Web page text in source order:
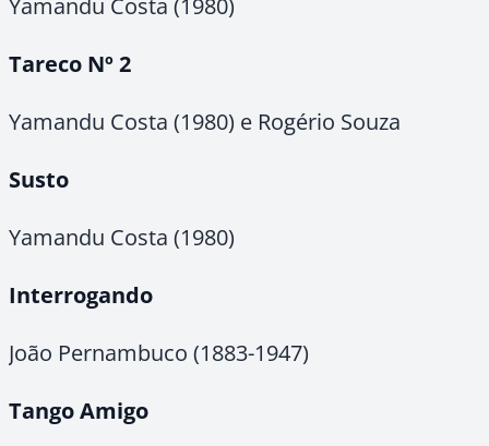
Yamandu Costa (1980)
Tareco Nº 2
Yamandu Costa (1980) e Rogério Souza
Susto
Yamandu Costa (1980)
Interrogando
João Pernambuco (1883-1947)
Tango Amigo